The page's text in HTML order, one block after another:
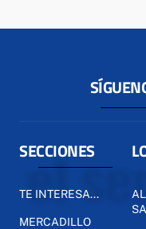
SECCIONES
TE INTERESA...
MERCADILLO